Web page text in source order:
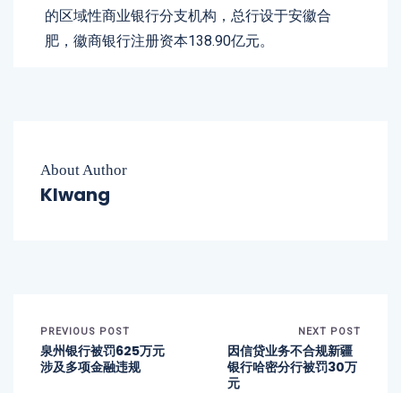
的区域性商业银行分支机构，总行设于安徽合
肥，徽商银行注册资本138.90亿元。
About Author
Klwang
PREVIOUS POST
泉州银行被罚625万元
涉及多项金融违规
NEXT POST
因信贷业务不合规新疆
银行哈密分行被罚30万
元